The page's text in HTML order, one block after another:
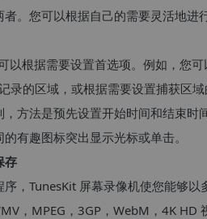
。您可以根据自己的需要灵活地进
以根据需要设置首选项。例如，您
的区域，或根据需要设置捕获区
方法是预先设置开始时间和结束时
有趣图标突出显示光标或单击。
存
，TunesKit 屏幕录像机使您能够
，MPEG，3GP，WebM，4K HD